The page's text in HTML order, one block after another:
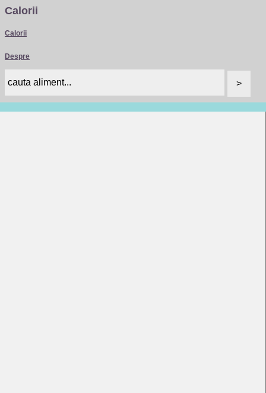
Calorii
Calorii
Despre